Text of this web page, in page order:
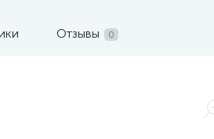
Отзывы 0